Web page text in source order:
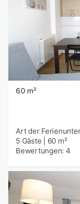
60 m²
Art der
5 Gäste
60 m²
Bewertungen: 4